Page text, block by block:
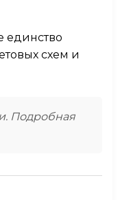
единство
схем и
Подробная